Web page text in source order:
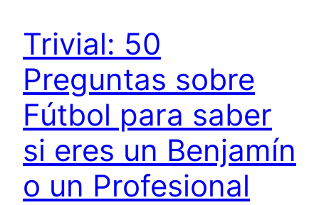
Trivial: 50
Preguntas sobre
Fútbol para saber
si eres un Benjamín
o un Profesional